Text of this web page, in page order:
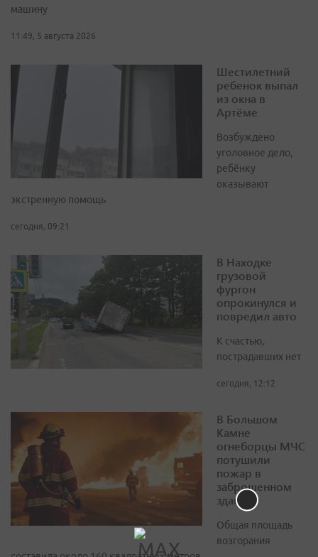
машину
11:49, 5 августа 2026
Шестилетний
ребенок выпал
из окна в
Артёме
Возбуждено
уголовное дело,
ребёнку
оказывают
экстренную помощь
сегодня, 09:21
В Находке
грузовой
фургон
опрокинулся и
повредил авто
К счастью,
пострадавших нет
сегодня, 12:12
В Большом
Камне
огнеборцы МЧС
потушили
пожар в
заброшенном
здании
Общая площадь
возгорания